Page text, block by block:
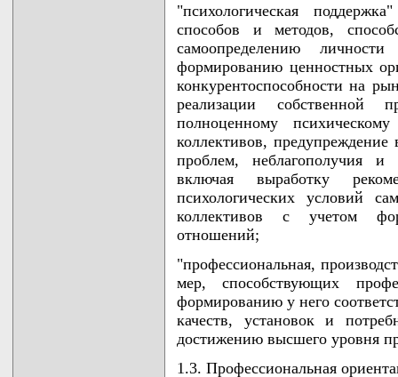
"психологическая
способов и методов,
самоопределению
формированию ценностных
конкурентоспособности на
реализации собственной
полноценному
коллективов,
проблем, неблагополучия и
включая выработку
психологических условий
коллективов с учетом
отношений;
"профессиональная,
мер, способствующих
формированию у него
качеств, установок и
достижению высшего уровня
1.3. Профессиональная